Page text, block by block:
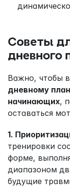
Советы
дневного
Важно, чтобы
дневному
начинающих,
оставаться
1.
тренировки
форме,
диапазоном
будущие